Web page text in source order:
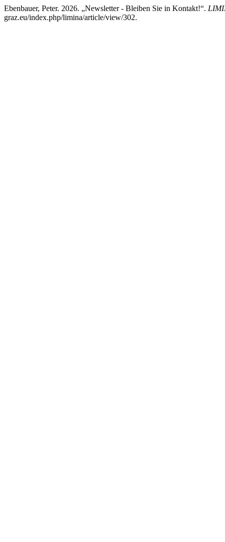
Ebenbauer, Peter. 2026. „Newsletter - Bleiben Sie in Kontakt!“.
graz.eu/index.php/limina/article/view/302.